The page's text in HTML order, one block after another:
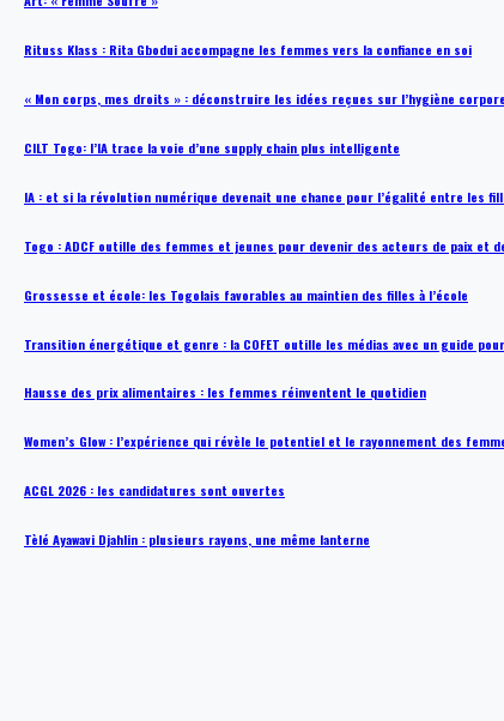
Rituss Klass : Rita Gbodui accompagne les femmes vers la confiance en soi
« Mon corps, mes droits » : déconstruire les idées reçues sur l’hygiène
CILT Togo: l’IA trace la voie d’une supply chain plus intelligente
IA : et si la révolution numérique devenait une chance pour l’égalité entre les
Togo : ADCF outille des femmes et jeunes pour devenir des acteurs de paix et
Grossesse et école: les Togolais favorables au maintien des filles à l’école
Transition énergétique et genre : la COFET outille les médias avec un guide
Hausse des prix alimentaires : les femmes réinventent le quotidien
Women’s Glow : l’expérience qui révèle le potentiel et le rayonnement des
ACGL 2026 : les candidatures sont ouvertes
Tèlé Ayawavi Djahlin : plusieurs rayons, une même lanterne